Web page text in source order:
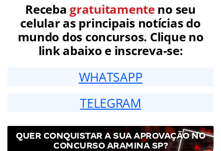
Receba gratuitamenteno seu
celular as principais notícias do
mundo dos concursos. Clique no
link abaixo e inscreva-se:
WHATSAPP
TELEGRAM
QUER CONQUISTAR A SUA APROVAÇÃO NO
CONCURSO ARAMINA SP?